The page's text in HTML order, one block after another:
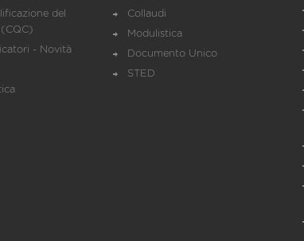
del
- Novità
Collaudi
Modulistica
Documento Unico
STED